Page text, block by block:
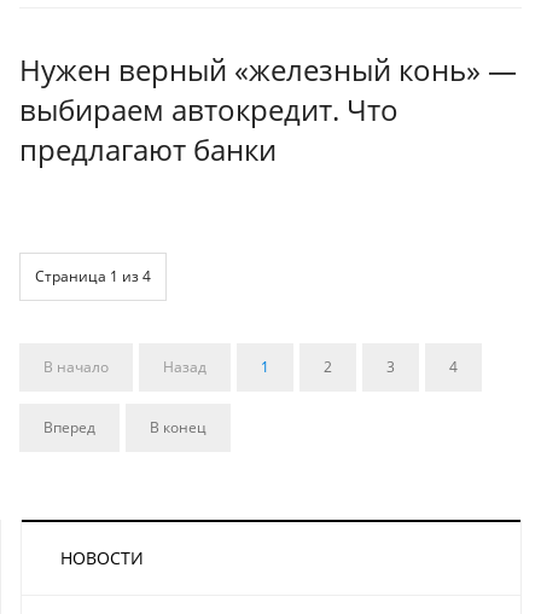
Нужен верный «железный конь» —
выбираем автокредит. Что
предлагают банки
Страница 1 из 4
В начало Назад 1 2 3 4
Вперед В конец
НОВОСТИ